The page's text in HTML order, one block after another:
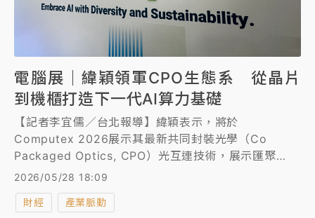
電腦展｜緯穎領軍CPO生態系 從晶片
到機櫃打造下一代AI算力基礎
【記者李宜儒／台北報導】緯穎表示，將於
Computex 2026展示其最新共同封裝光學（Co
Packaged Optics, CPO）光互連技術，展示匯聚
Ayar Labs、創意電子（GUC）、波若威 (
Browave)、康寧 ( Corning Incorporated )、上詮 (
FOCI )、Molex、SENKO 及 泰科電子 ( TE
2026/05/28 18:09
財經 產業脈動